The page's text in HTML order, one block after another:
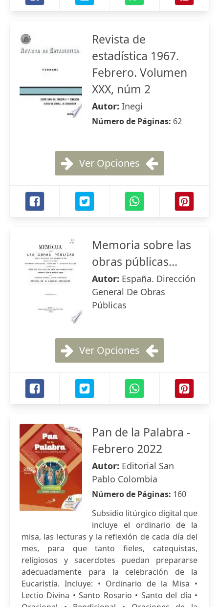
Revista de
estadística 1967.
Febrero. Volumen
XXX, núm 2
Autor: Inegi
Número de Páginas: 62
Ver Opciones
Memoria sobre las
obras públicas...
Autor: España. Dirección
General De Obras
Públicas
Ver Opciones
Pan de la Palabra -
Febrero 2022
Autor: Editorial San
Pablo Colombia
Número de Páginas: 160
Subsidio litúrgico digital que
incluye el ordinario de la
misa, las lecturas y la reflexión de cada día del
mes, para que tanto fieles, catequistas,
religiosos y sacerdotes puedan prepararse
adecuadamente para la celebración de la
Eucaristía. Incluye: • Ordinario de la Misa •
Lectio Divina • Santo Rosario • Santo del día •